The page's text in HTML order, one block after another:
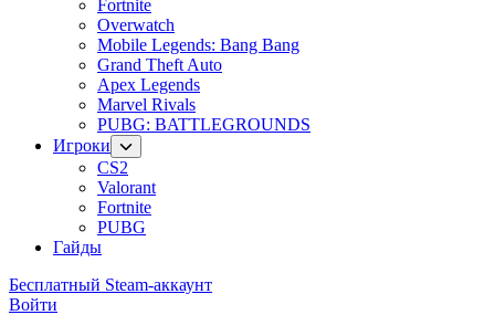
Fortnite
Overwatch
Mobile Legends: Bang Bang
Grand Theft Auto
Apex Legends
Marvel Rivals
PUBG: BATTLEGROUNDS
Игроки
CS2
Valorant
Fortnite
PUBG
Гайды
Бесплатный Steam-аккаунт
Войти